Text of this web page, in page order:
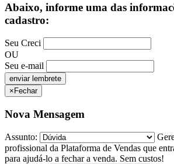
Abaixo, informe uma das
cadastro:
Seu Creci
OU
Seu e-mail
× Fechar
Nova Mensagem
Assunto:
profissional da Plataforma de Vendas que
para ajudá-lo a fechar a venda. Sem custos!